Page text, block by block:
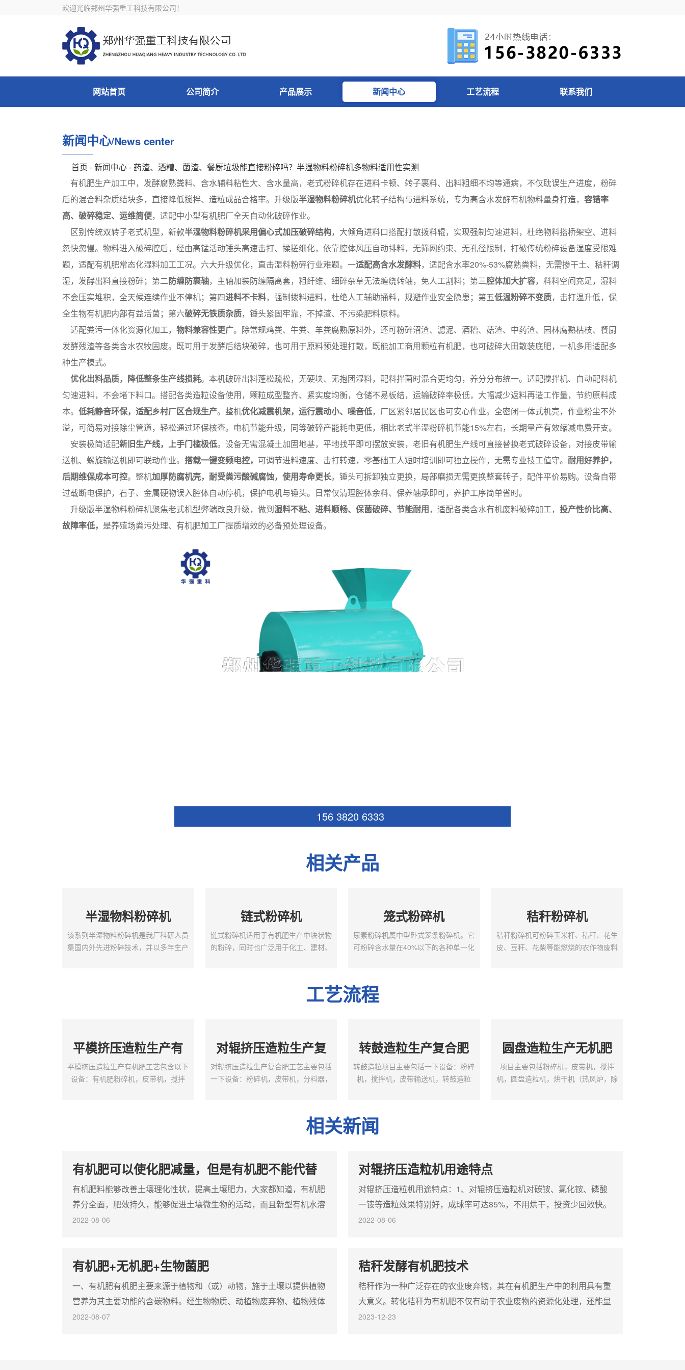
欢迎光临郑州华强重工科技有限公司！
网站首页 公司简介 产品展示 新闻中心 工艺流程 联系我们
新闻中心/News center
首页 -新闻中心- 药渣、酒糟、菌渣、餐厨垃圾能直接粉碎吗？半湿物料粉碎机多物料适用性实测
有机肥生产加工中，发酵腐熟粪料、含水辅料粘性大、含水量高，老式粉碎机存在进料卡顿、转子裹料、出料粗细不均等通病，不仅耽误生产进度，粉碎
后的混合料杂质结块多，直接降低搅拌、造粒成品合格率。升级版半湿物料粉碎机优化转子结构与进料系统，专为高含水发酵有机物料量身打造， 容错率
高、破碎稳定、运维简便，适配中小型有机肥厂全天自动化破碎作业。
区别传统双转子老式机型，新款半湿物料粉碎机采用偏心式加压破碎结构，大倾角进料口搭配打散拨料辊，实现强制匀速进料，杜绝物料搭桥架空、进料
忽快忽慢。物料进入破碎腔后，经由高锰活动锤头高速击打、揉搓细化，依靠腔体风压自动排料，无筛网约束、无孔径限制，打破传统粉碎设备湿度受限难
题，适配有机肥常态化湿料加工工况。六大升级优化，直击湿料粉碎行业难题。一适配高含水发酵料，适配含水率20%-53%腐熟粪料，无需掺干土、秸秆调
湿，发酵出料直接粉碎；第二防缠防裹轴，主轴加装防缠隔离套，粗纤维、细碎杂草无法缠绕转轴，免人工割料；第三腔体加大扩容，料料空间充足，湿料
不会压实堆积，全天候连续作业不停机；第四进料不卡料，强制拨料进料，杜绝人工辅助捅料，规避作业安全隐患；第五低温粉碎不变质，击打温升低，保
全生物有机肥内部有益活菌；第六破碎无铁质杂质，锤头紧固牢靠，不掉渣、不污染肥料原料。
适配粪污一体化资源化加工， 物料兼容性更广。除常规鸡粪、牛粪、羊粪腐熟原料外，还可粉碎沼渣、滤泥、酒糟、菇渣、中药渣、园林腐熟枯枝、餐厨
发酵残渣等各类含水农牧固废。既可用于发酵后结块破碎，也可用于原料预处理打散，既能加工商用颗粒有机肥，也可破碎大田散装底肥，一机多用适配多
种生产模式。
优化出料品质，降低整条生产线损耗。本机破碎出料蓬松疏松，无硬块、无抱团湿料，配料拌菌时混合更均匀，养分分布统一。适配搅拌机、自动配料机
匀速进料，不会堵下料口。搭配各类造粒设备使用，颗粒成型整齐、紧实度均衡，仓储不易板结，运输破碎率极低，大幅减少返料再造工作量，节约原料成
本。 低耗静音环保，适配乡村厂区合规生产。整机优化减震机架，运行震动小、噪音低，厂区紧邻居民区也可安心作业。全密闭一体式机壳，作业粉尘不外
溢，可简易对接除尘管道，轻松通过环保核查。电机节能升级，同等破碎产能耗电更低，相比老式半湿粉碎机节能15%左右，长期量产有效缩减电费开支。
安装极简适配新旧生产线，上手门槛极低。设备无需混凝土加固地基，平地找平即可摆放安装，老旧有机肥生产线可直接替换老式破碎设备，对接皮带输
送机、螺旋输送机即可联动作业。 搭载一键变频电控， 可调节进料速度、击打转速，零基础工人短时培训即可独立操作，无需专业技工值守。 耐用好养护，
后期维保成本可控。整机加厚防腐机壳，耐受粪污酸碱腐蚀，使用寿命更长。锤头可拆卸独立更换，局部磨损无需更换整套转子，配件平价易购。设备自带
过载断电保护，石子、金属硬物误入腔体自动停机，保护电机与锤头。日常仅清理腔体余料、保养轴承即可，养护工序简单省时。
升级版半湿物料粉碎机聚焦老式机型弊端改良升级，做到湿料不粘、进料顺畅、保菌破碎、节能耐用，适配各类含水有机废料破碎加工， 投产性价比高、
故障率低， 是养殖场粪污处理、有机肥加工厂提质增效的必备预处理设备。
156 3820 6333
相关产品
半湿物料粉碎机
该系列半湿物料粉碎机是我厂科研人员
集国内外先进粉碎技术，并以多年生产
到25-50%，粉碎粒度达到造粒要求。
也可根据用户需要粉碎粒度在范围内调
节。对城市生活垃...
链式粉碎机
链式粉碎机适用于有机肥生产中块状物
的粉碎，同时也广泛用于化工、建材、
出料口设计合理，破碎物料均匀，不易
粘壁，便于清理。工作原理及结构：链
机为双转子。链式粉碎机的主要工作部
件为带有钢制环链的转子，环链一端与
转子相连，环链的另一...
笼式粉碎机
尿素粉碎机属中型卧式笼条粉碎机。它
可粉碎含水量在40%以下的各种单一化
两组笼条作高速相向旋转，物料自内而
外通过笼条撞击而粉碎，具有结构简
鼠轮组、小鼠轮组及两台电动机等主要
部件组成，工作时由一台电机带动大笼
子顺向旋转，另一台电...
秸秆粉碎机
秸秆粉碎机可粉碎玉米杆、秸秆、花生
皮、豆秆、花柴等能燃烧的农作物废料
造质量可靠、具有结构简单、操作方
便、体积小、占地少、省工、省电的特
点。设计的全自动控制电加...
工艺流程
平模挤压造粒生产有
机肥
平模挤压造粒生产有机肥工艺包含以下
设备：有机肥粉碎机，皮带机，搅拌
降低干燥所需能耗；4，生产过程中废
弃物排放量少等特点;
对辊挤压造粒生产复
合肥
对辊挤压造粒生产复合肥工艺主要包括
一下设备：粉碎机，皮带机，分料器，
特点：1.项目配置和产量根据客户的具
体要求进行配置；2.技术先进，设计合
配方合理，无需干燥，常温生产，产品
一次辗压成形，成球率高；5.生产各种
作物的高、中、低浓度专用复合肥和复
混肥行业节...
转鼓造粒生产复合肥
工艺
转鼓造粒项目主要包括一下设备：粉碎
机，搅拌机，皮带输送机，转鼓造粒
益好,性能可靠；2，动力小,无三废排
放,操作稳定,维修方便,流程布局合理,
耗低；4，筒体采用特殊的橡胶板内衬
或耐酸不锈钢衬板,实现了自动除疤、
脱瘤、取消了传统的刮刀装置；
圆盘造粒生产无机肥
工艺
项目主要包括粉碎机，皮带机，搅拌
机，圆盘造粒机，烘干机（热风炉，除
相关新闻
有机肥可以使化肥减量，但是有机肥不能代替
化肥
有机肥料能够改善土壤理化性状，提高土壤肥力，大家都知道，有机肥
养分全面，肥效持久，能够促进土壤微生物的活动，而且新型有机水溶
肥也将为绿色农产品、无公害农产品生产保驾护航。说了那么多有机肥
来，因化肥过量使用带来了土壤酸化等环境问题，以畜禽粪便、秸秆为
代表的有机肥正重新受到重...
2022-08-06
对辊挤压造粒机用途特点
对辊挤压造粒机用途特点：1、对辊挤压造粒机对碳铵、氯化铵、磷酸
一铵等造粒效果特别好，成球率可达85%，不用烘干，投资少回效快。
2、对辊挤压机无干燥工艺，常温造粒，一次成型，投资少，见效快，
性广，可用于复混肥料、医药、化工、饲料、煤炭、冶金等各种原料的
造粒，并能生产各种浓度...
2022-08-06
有机肥+无机肥+生物菌肥
一、有机肥有机肥主要来源于植物和（或）动物，施于土壤以提供植物
营养为其主要功能的含碳物料。经生物物质、动植物废弃物、植物残体
加工而来，消除了其中的有毒有害物质，富含大量有益物质，包括：多
2022-08-07
秸秆发酵有机肥技术
秸秆作为一种广泛存在的农业废弃物，其在有机肥生产中的利用具有重
大意义。转化秸秆为有机肥不仅有助于农业废物的资源化处理，还能显
著提升土壤的肥力和作物的生长质量。本文旨在为有机肥生产企业的技
2023-12-23